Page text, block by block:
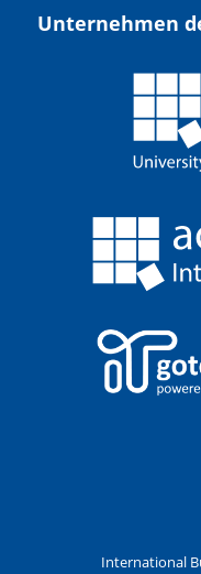
Unternehmen
International